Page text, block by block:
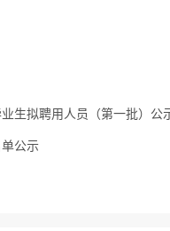
生拟聘用人员（第一批）公
公示